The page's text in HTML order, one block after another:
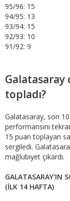
95/96: 15
94/95: 13
93/94: 15
92/93: 10
91/92: 9
Galatasaray
topladı?
Galatasaray, son
performansını
15 puan toplayan
sergiledi.
mağlubiyet çıkardı.
GALATASARAY'IN
(İLK 14 HAFTA)